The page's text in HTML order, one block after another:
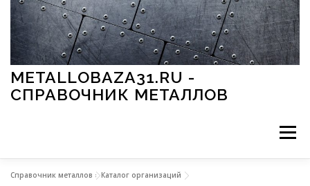
Перейти к содержимому
METALLOBAZA31.RU -
СПРАВОЧНИК МЕТАЛЛОВ
Меню
Справочник металлов »Каталог организаций